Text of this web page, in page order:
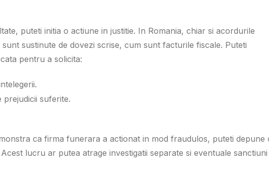
puteti initia o actiune in justitie. In Romania, chiar si acordurile
sustinute de dovezi scrise, cum sunt facturile fiscale. Puteti
pentru a solicita:
prejudicii suferite.
ca firma funerara a actionat in mod fraudulos, puteti depune
lucru ar putea atrage investigatii separate si eventuale sanctiuni